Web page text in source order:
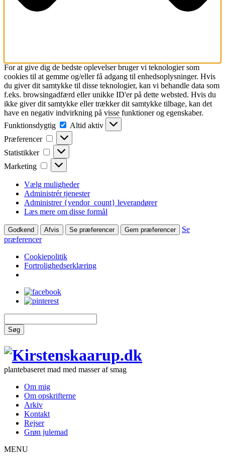
For at give dig de bedste oplevelser bruger vi teknologier som
cookies til at gemme og/eller få adgang til enhedsoplysninger. Hvis
du giver dit samtykke til disse teknologier, kan vi behandle data som
f.eks. browsingadfærd eller unikke ID'er på dette websted. Hvis du
ikke giver dit samtykke eller trækker dit samtykke tilbage, kan det
have en negativ indvirkning på visse funktioner og egenskaber.
Funktionsdygtig
Funktionsdygtig
Altid aktiv
Præferencer
Præferencer
Statistikker Statistikker
Marketing Marketing
Vælg muligheder
Administrér tjenester
Administrer {vendor_count} leverandører
Læs mere om disse formål
Godkend Afvis Se præferencer Gem præferencer
Se
præferencer
Cookiepolitik
Fortrolighedserklæring
Søg
plantebaseret mad med masser af smag
Om mig
Om opskrifterne
Arkiv
Kontakt
Rejser
Grøn julemad
MENU